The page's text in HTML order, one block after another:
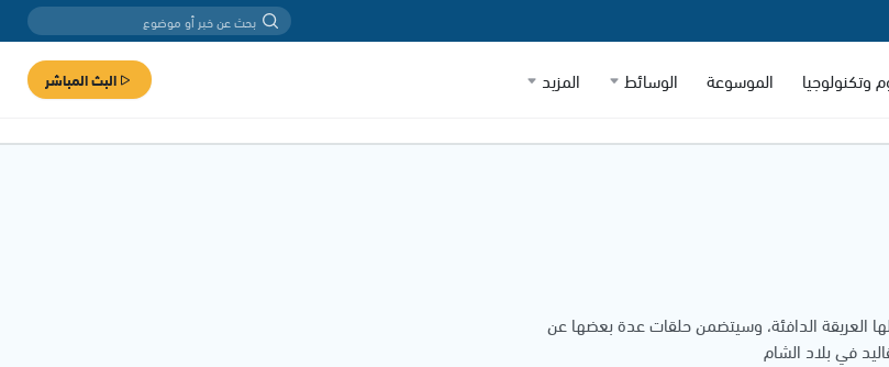
وتكنولوجيا الموسوعة الوسائط المزيد البث المباشر
العريقة الدافئة، وسيتضمن حلقات عدة بعضها عن
في بلاد الشام